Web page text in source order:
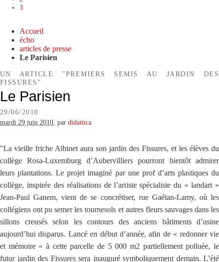
3
Accueil
écho
articles de presse
Le Parisien
UN ARTICLE "PREMIERS SEMIS AU JARDIN DES
FISSURES"
Le Parisien
29/06/2010
mardi 29 juin 2010, par didattica
"La vieille friche Albinet aura son jardin des Fissures, et les élèves du
collège Rosa-Luxemburg d’Aubervilliers pourront bientôt admirer
leurs plantations. Le projet imaginé par une prof d’arts plastiques du
collège, inspirée des réalisations de l’artiste spécialiste du « landart »
Jean-Paul Ganem, vient de se concrétiser, rue Gaétan-Lamy, où les
collégiens ont pu semer les tournesols et autres fleurs sauvages dans les
sillons creusés selon les contours des anciens bâtiments d’usine
aujourd’hui disparus. Lancé en début d’année, afin de « redonner vie
et mémoire » à cette parcelle de 5 000 m2 partiellement polluée, le
futur jardin des Fissures sera inauguré symboliquement demain. L’été